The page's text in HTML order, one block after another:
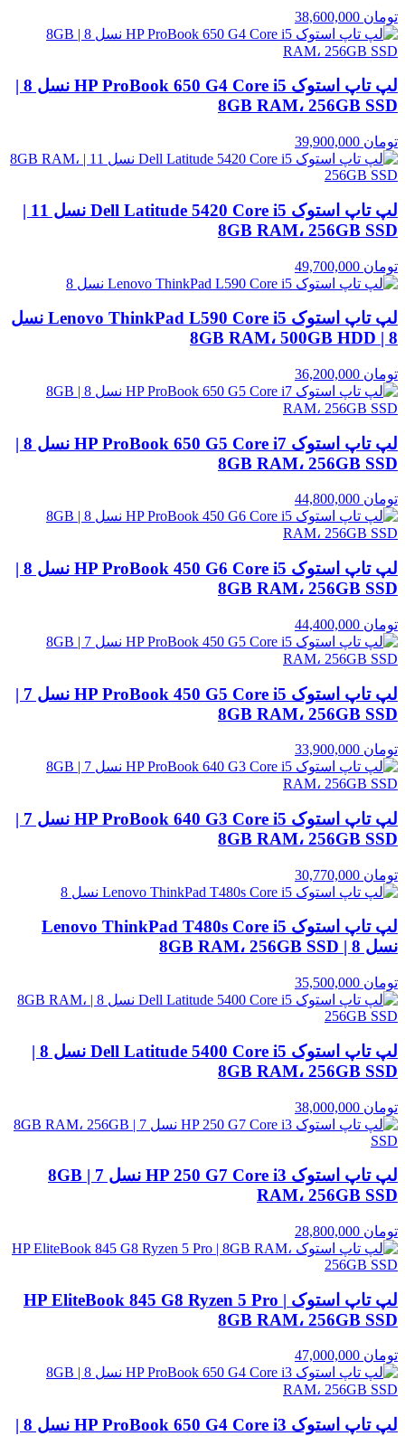
تومان
لپ تاپ استوک HP ProBook 650 G4 Core i5 نسل 8 |
8GB RAM، 256GB SSD
تومان
لپ تاپ استوک Dell Latitude 5420 Core i5 نسل 11 |
8GB RAM، 256GB SSD
تومان
لپ تاپ استوک Lenovo ThinkPad L590 Core i5 نسل
8 | 8GB RAM، 500GB HDD
تومان
لپ تاپ استوک HP ProBook 650 G5 Core i7 نسل 8 |
8GB RAM، 256GB SSD
تومان
لپ تاپ استوک HP ProBook 450 G6 Core i5 نسل 8 |
8GB RAM، 256GB SSD
تومان
لپ تاپ استوک HP ProBook 450 G5 Core i5 نسل 7 |
8GB RAM، 256GB SSD
تومان
لپ تاپ استوک HP ProBook 640 G3 Core i5 نسل 7 |
8GB RAM، 256GB SSD
تومان
لپ تاپ استوک Lenovo ThinkPad T480s Core i5
نسل 8 | 8GB RAM، 256GB SSD
تومان
لپ تاپ استوک Dell Latitude 5400 Core i5 نسل 8 |
8GB RAM، 256GB SSD
تومان
لپ تاپ استوک HP 250 G7 Core i3 نسل 7 | 8GB
RAM، 256GB SSD
تومان
لپ تاپ استوک HP EliteBook 845 G8 Ryzen 5 Pro |
8GB RAM، 256GB SSD
تومان
لپ تاپ استوک HP ProBook 650 G4 Core i3 نسل 8 |